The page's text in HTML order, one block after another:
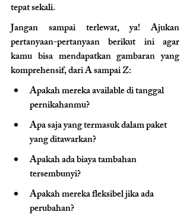
tepat sekali.
Jangan sampai terlewat, ya! Ajukan
pertanyaan-pertanyaan berikut ini agar
kamu bisa mendapatkan gambaran yang
komprehensif, dari A sampai Z:
Apakah mereka available di tanggal
pernikahanmu?
Apa saja yang termasuk dalam paket
yang ditawarkan?
Apakah ada biaya tambahan
tersembunyi?
Apakah mereka fleksibel jika ada
perubahan?